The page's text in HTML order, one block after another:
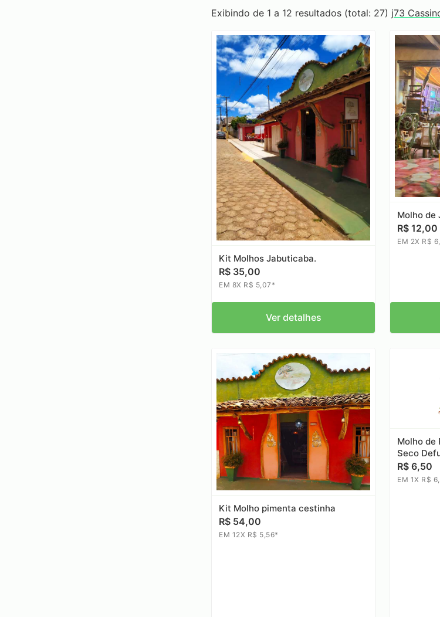
Exibindo de 1 a 12 resultados (total: 27) j73
Kit Molhos Jabuticaba.
R$ 35,00
EM 8X R$ 5,07*
Ver detalhes
Molho de
R$ 12,00
EM 2X R$
Kit Molho pimenta cestinha
R$ 54,00
EM 12X R$ 5,56*
Molho de
Seco
R$ 6,50
EM 1X R$